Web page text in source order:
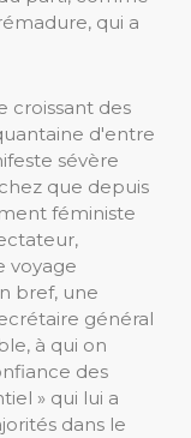
qui a
croissant des
d'entre
sévère
que depuis
féministe
voyage
bref, une
général
à qui on
des
» qui lui a
dans le